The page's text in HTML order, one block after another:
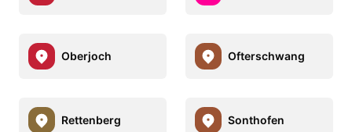
Oberjoch Ofterschwang
Rettenberg Sonthofen